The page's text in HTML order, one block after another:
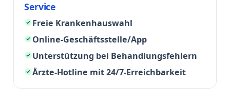
Service
Freie Krankenhauswahl
Online-Geschäftsstelle/App
Unterstützung bei Behandlungsfehlern
Ärzte-Hotline mit 24/7-Erreichbarkeit